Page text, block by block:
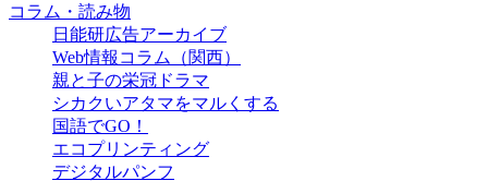
コラム・読み物
日能研広告アーカイブ
Web情報コラム（関西）
親と子の栄冠ドラマ
シカクいアタマをマルくする
国語でGO！
エコプリンティング
デジタルパンフ